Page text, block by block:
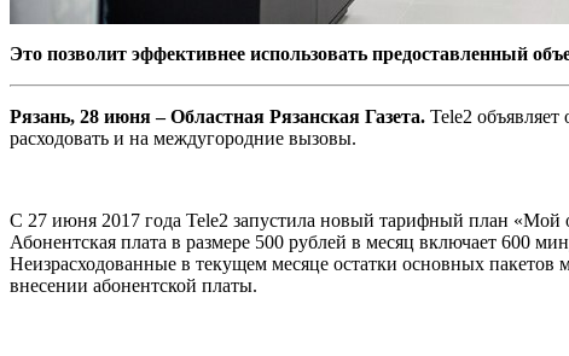
Это позволит эффективнее использовать предоставленный
Рязань, 28 июня – Областная Рязанская Газета. Tele2
расходовать и на междугородние вызовы.
С 27 июня 2017 года Tele2 запустила новый тарифный план «Мой
Абонентская плата в размере 500 рублей в месяц включает 600
Неизрасходованные в текущем месяце остатки основных
внесении абонентской платы.